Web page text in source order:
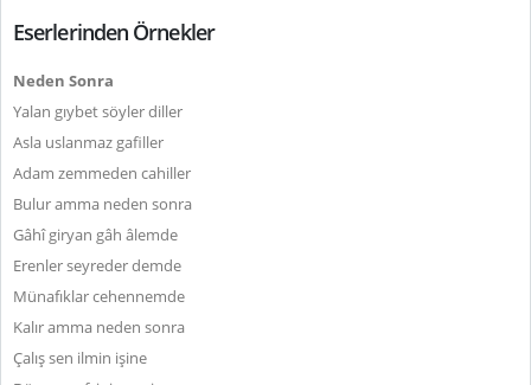
Eserlerinden Örnekler
Neden Sonra
Yalan gıybet söyler diller
Asla uslanmaz gafiller
Adam zemmeden cahiller
Bulur amma neden sonra
Gâhî giryan gâh âlemde
Erenler seyreder demde
Münafıklar cehennemde
Kalır amma neden sonra
Çalış sen ilmin işine